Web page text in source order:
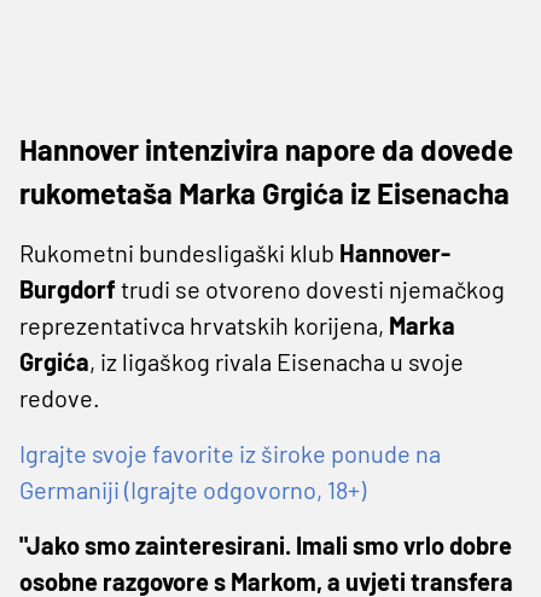
Hannover intenzivira napore da dovede
rukometaša Marka Grgića iz Eisenacha
Rukometni bundesligaški klub Hannover-
Burgdorftrudi se otvoreno dovesti njemačkog
reprezentativca hrvatskih korijena, Marka
Grgića, iz ligaškog rivala Eisenacha u svoje
redove.
Igrajte svoje favorite iz široke ponude na
Germaniji (Igrajte odgovorno, 18+)
"Jako smo zainteresirani. Imali smo vrlo dobre
osobne razgovore s Markom, a uvjeti transfera